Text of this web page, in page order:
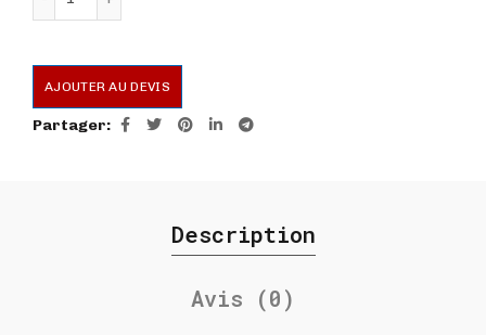
AJOUTER AU DEVIS
Partager
Description
Avis (0)